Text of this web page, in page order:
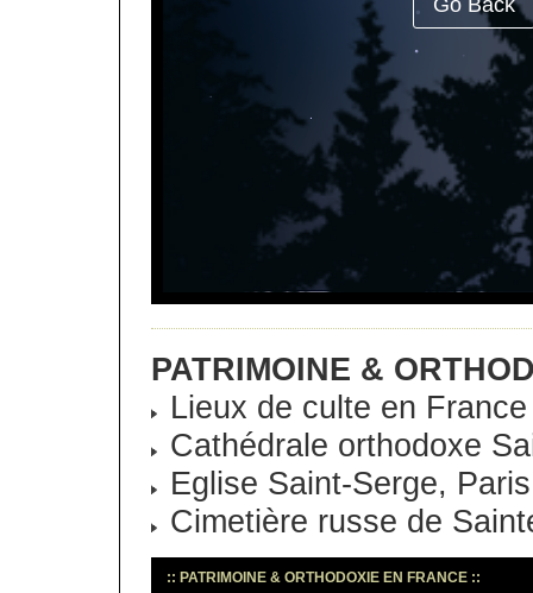
PATRIMOINE &
Lieux de culte en
Cathédrale orthodoxe
Eglise Saint-Serge,
Cimetière russe de
:: PATRIMOINE & ORTHODOXIE EN FRANCE ::